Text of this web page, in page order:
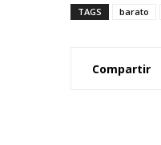
TAGS barato
Compartir